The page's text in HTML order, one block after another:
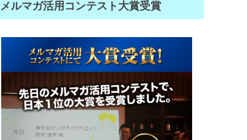
メルマガ活用コンテスト大賞受賞